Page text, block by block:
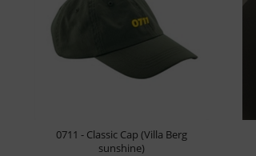
0711 - Classic Cap (Villa Berg
sunshine)